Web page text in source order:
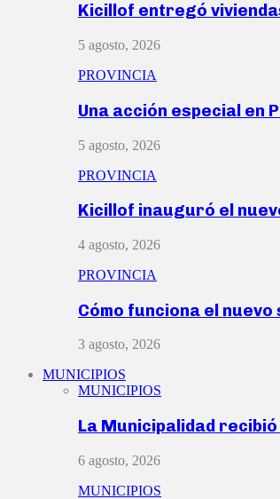
Kicillof entregó
5 agosto, 2026
PROVINCIA
Una acción especial en
5 agosto, 2026
PROVINCIA
Kicillof inauguró el
4 agosto, 2026
PROVINCIA
Cómo funciona el
3 agosto, 2026
MUNICIPIOS
MUNICIPIOS
La Municipalidad
6 agosto, 2026
MUNICIPIOS